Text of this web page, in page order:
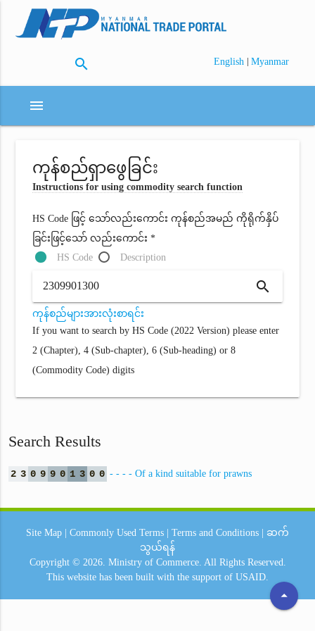
search English | Myanmar
menu
ကုန်စည်ရှာဖွေခြင်း
Instructions for using commodity search function
HS Code ဖြင့် သော်လည်းကောင်း ကုန်စည်အမည် ကိုရိုက်နှိပ်
ခြင်းဖြင့်သော် လည်းကောင်း *
HS Code
Description
search
ကုန်စည်များအားလုံးစာရင်း
If you want to search by HS Code (2022 Version) please enter
2 (Chapter), 4 (Sub-chapter), 6 (Sub-heading) or 8
(Commodity Code) digits
Search Results
2 3 0 9 9 0 1 3 0 0 - - - - Of a kind suitable for prawns
arrow_drop_up
Site Map Commonly Used Terms Terms and Conditions
ဆက်
သွယ်ရန်
Copyright © 2026. Ministry of Commerce. All Rights Reserved.
This website has been built with the support of USAID.